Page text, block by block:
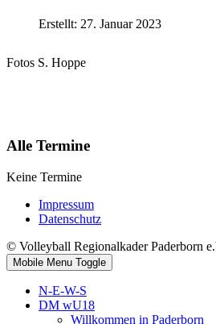
Erstellt: 27. Januar 2023
Fotos S. Hoppe
Alle Termine
Keine Termine
Impressum
Datenschutz
© Volleyball Regionalkader Paderborn
Mobile Menu Toggle
N-E-W-S
DM wU18
Willkommen in Paderborn